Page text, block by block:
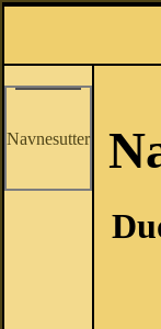
Navnesutter